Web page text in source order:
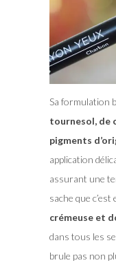
Sa formulation
tournesol, de
pigments
application
assurant une
sache que c’est
crémeuse et
dans tous les
brule pas non